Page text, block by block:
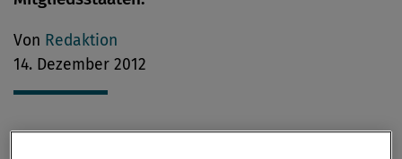
Von Redaktion
14. Dezember 2012